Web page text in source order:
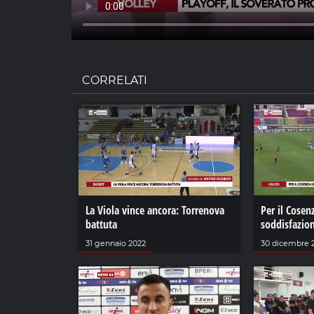
CORRELATI
La Viola vince ancora: Torrenova
battuta
31 gennaio 2022
Per il
30 dicembre